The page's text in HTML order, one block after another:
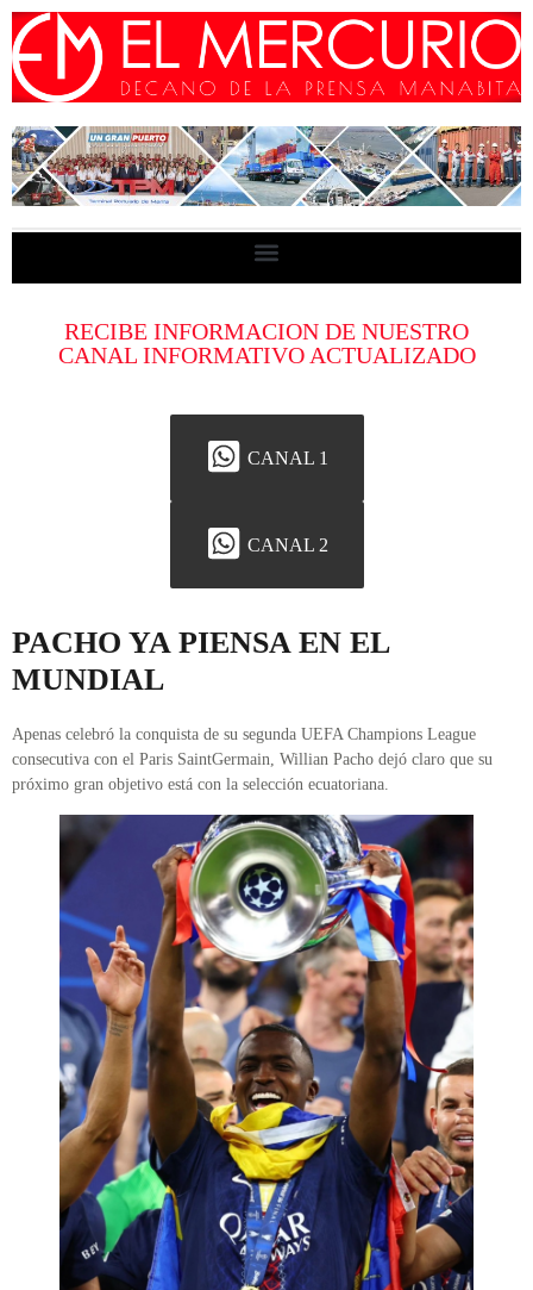
RECIBE INFORMACION DE NUESTRO
CANAL INFORMATIVO ACTUALIZADO
CANAL 1
CANAL 2
PACHO YA PIENSA EN EL
MUNDIAL
Apenas celebró la conquista de su segunda UEFA Champions League
consecutiva con el Paris SaintGermain, Willian Pacho dejó claro que su
próximo gran objetivo está con la selección ecuatoriana.